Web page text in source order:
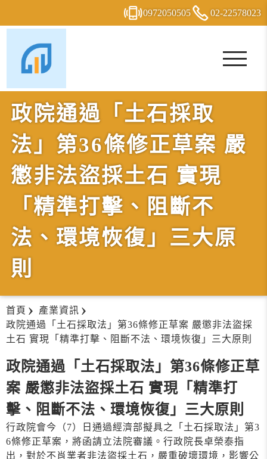
0972050505 02-22578023
政院通過「土石採取
法」第36條修正草案 嚴
懲非法盜採土石 實現
「精準打擊、阻斷不
法、環境恢復」三大原
則
首頁
產業資訊
政院通過「土石採取法」第36條修正草案 嚴懲非法盜採
土石 實現「精準打擊、阻斷不法、環境恢復」三大原則
政院通過「土石採取法」第36條修正草
案 嚴懲非法盜採土石 實現「精準打
擊、阻斷不法、環境恢復」三大原則
行政院會今（7）日通過經濟部擬具之「土石採取法」第3
6條修正草案，將函請立法院審議。行政院長卓榮泰指
出，對於不肖業者非法盜採土石，嚴重破壞環境，影響公